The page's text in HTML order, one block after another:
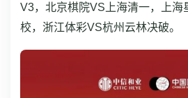
V3，北京棋院VS上海清一，上海
校，浙江体彩VS杭州云林决破。